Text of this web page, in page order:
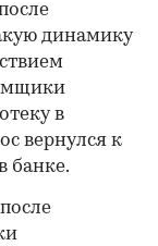
динамику
в
вернулся к
банке.